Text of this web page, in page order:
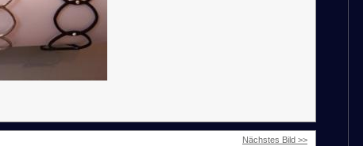
Nächstes Bild >>